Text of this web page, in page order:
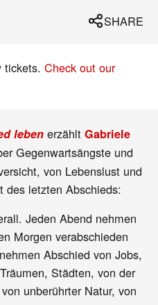
SHARE
tickets.Check out our
leben erzähltGabriele
Gegenwartsängste und
von Lebenslust und
des letzten Abschieds:
Jeden Abend nehmen
Morgen verabschieden
Abschied von Jobs,
Städten, von der
unberührter Natur, von